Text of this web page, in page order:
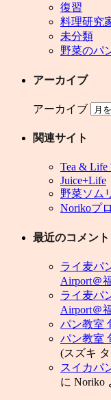
復習
料理研究
未分類
野菜のパ
アーカイブ
アーカイブ
関連サイト
Tea &
Juice+Life
野菜ソム
Norikoプ
最近のコメント
ライ麦パ
Airport＠
ライ麦パ
Airport＠
パン教室
パン教室
(スズキ
スイカパ
に Noriko